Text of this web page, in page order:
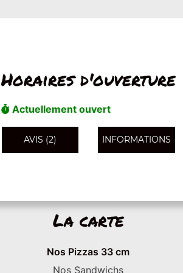
Horaires d'ouverture
Actuellement ouvert
AVIS (2) INFORMATIONS
La carte
Nos Pizzas 33 cm
Nos Sandwichs